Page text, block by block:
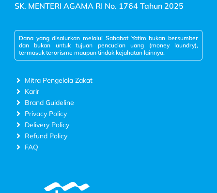
SK. MENTERI AGAMA RI No. 1764 Tahun 2025
Dana yang disalurkan melalui Sahabat Yatim bukan bersumber
dan bukan untuk tujuan pencucian uang (money laundry),
termasuk terorisme maupun tindak kejahatan lainnya.
Mitra Pengelola Zakat
Karir
Brand Guideline
Privacy Policy
Delivery Policy
Refund Policy
FAQ